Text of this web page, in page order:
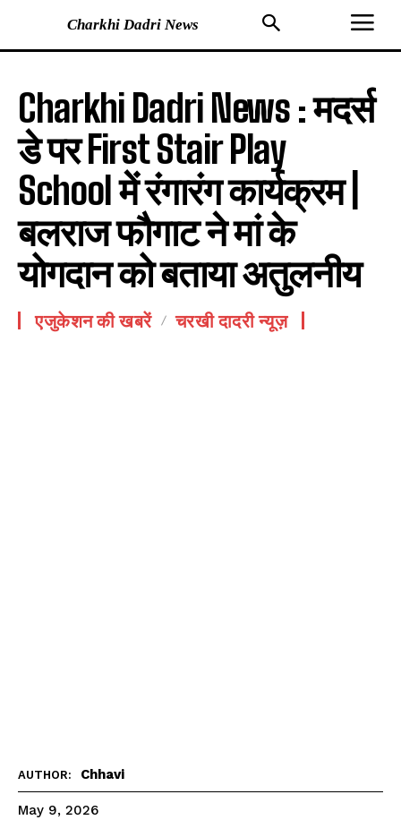
Charkhi Dadri News
Charkhi Dadri News : मदर्स
डे पर First Stair Play
School में रंगारंग कार्यक्रम |
बलराज फौगाट ने मां के
योगदान को बताया अतुलनीय
एजुकेशन की खबरें चरखी दादरी न्यूज़
AUTHOR: Chhavi
May 9, 2026